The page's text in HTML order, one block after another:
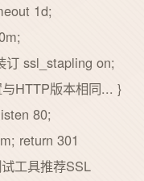
1d;
ssl_stapling on;
HTTP版本相同... }
80;
return 301
工具推荐SSL